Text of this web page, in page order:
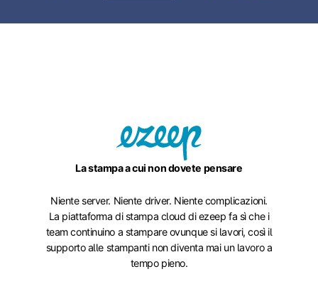
La stampa a cui non dovete pensare
Niente server. Niente driver. Niente complicazioni.
La piattaforma di stampa cloud di ezeep fa sì che i
team continuino a stampare ovunque si lavori, così il
supporto alle stampanti non diventa mai un lavoro a
tempo pieno.